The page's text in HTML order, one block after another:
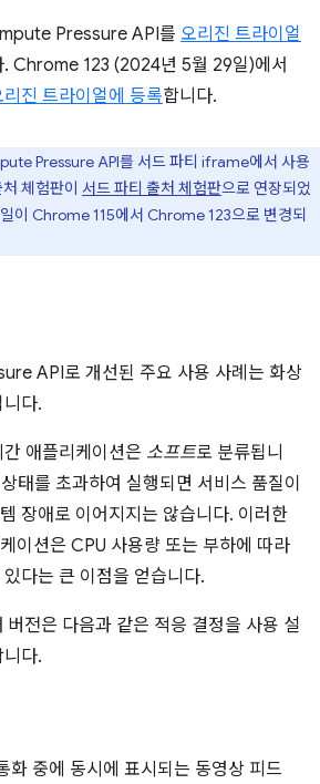
Pressure API를 오리진 트라이얼
. Chrome 123 (2024년 5월 29일)에서
리진 트라이얼에 등록합니다.
Pressure API를 서드 파티 iframe에서 사용
체험판이 서드 파티 출처 체험판으로 연장되었
이 Chrome 115에서 Chrome 123으로 변경되
API로 개선된 주요 사용 사례는 화상
다.
애플리케이션은 소프트로 분류됩니
태를 초과하여 실행되면 서비스 품질이
장애로 이어지지는 않습니다. 이러한
이션은 CPU 사용량 또는 부하에 따라
다는 큰 이점을 얻습니다.
버전은 다음과 같은 적응 결정을 사용 설
다.
화 중에 동시에 표시되는 동영상 피드